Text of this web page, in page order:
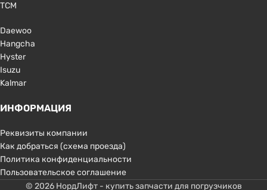
TCM
Daewoo
Hangcha
Hyster
Isuzu
Kalmar
ИНФОРМАЦИЯ
Реквизиты компании
Как добраться (схема проезда)
Политика конфиденциальности
Пользовательское соглашение
© 2026 НордЛифт - купить запчасти для погрузчиков